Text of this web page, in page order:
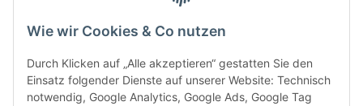
Wie wir Cookies & Co nutzen
Durch Klicken auf „Alle akzeptieren“ gestatten Sie den
Einsatz folgender Dienste auf unserer Website: Technisch
notwendig, Google Analytics, Google Ads, Google Tag